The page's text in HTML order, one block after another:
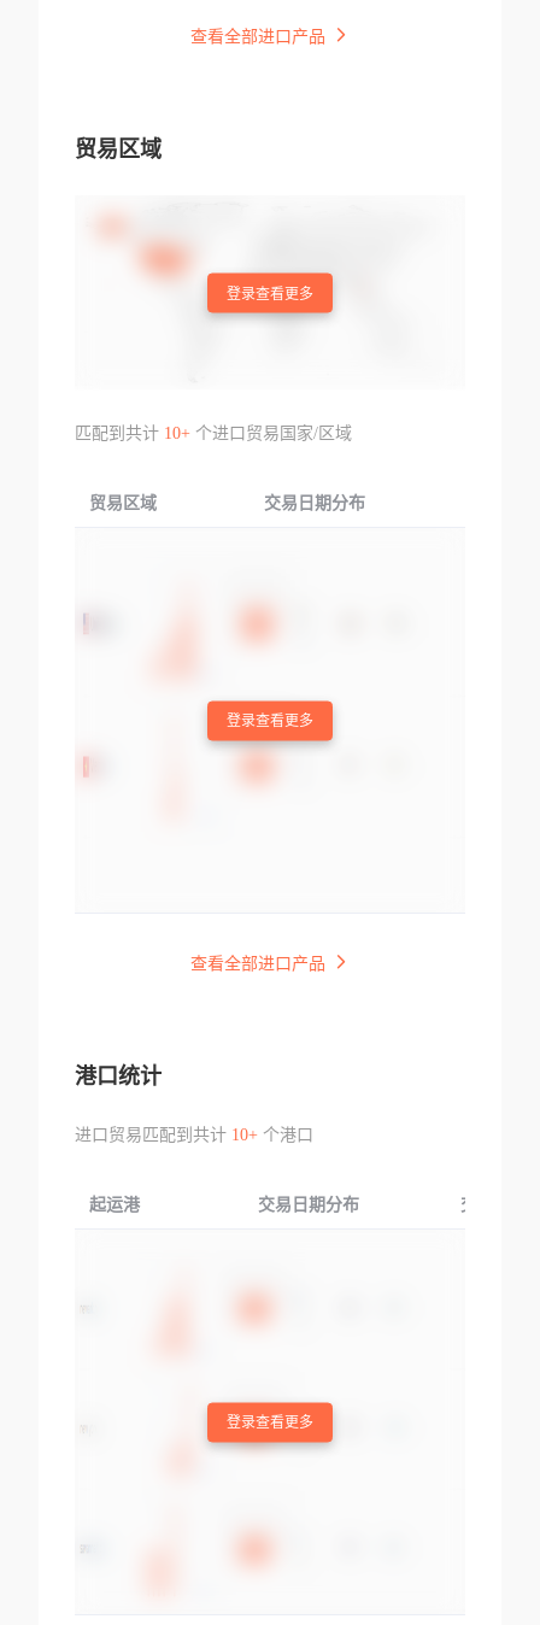
查看全部进口产品
贸易区域
登录查看更多
匹配到共计 10+个进口贸易国家/区域
贸易区域 交易日期分布
登录查看更多
查看全部进口产品
港口统计
进口贸易匹配到共计 10+个港口
起运港 交易日期分布 交易产品
登录查看更多